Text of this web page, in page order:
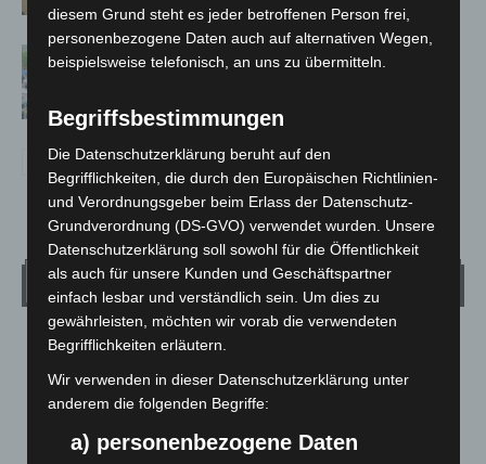
Blaulichtmeile Langenhagen 2026:
hautnah erleben
Wetter
LANGENHAGEN
Klarer Himmel
13.7
diesem Grund steht es jeder betroffenen Person frei,
personenbezogene Daten auch auf alternativen Wegen,
beispielsweise telefonisch, an uns zu übermitteln.
Begriffsbestimmungen
Die Datenschutzerklärung beruht auf den
Begrifflichkeiten, die durch den Europäischen Richtlinien-
und Verordnungsgeber beim Erlass der Datenschutz-
Grundverordnung (DS-GVO) verwendet wurden. Unsere
Datenschutzerklärung soll sowohl für die Öffentlichkeit
als auch für unsere Kunden und Geschäftspartner
einfach lesbar und verständlich sein. Um dies zu
gewährleisten, möchten wir vorab die verwendeten
Begrifflichkeiten erläutern.
Wir verwenden in dieser Datenschutzerklärung unter
anderem die folgenden Begriffe:
a) personenbezogene Daten